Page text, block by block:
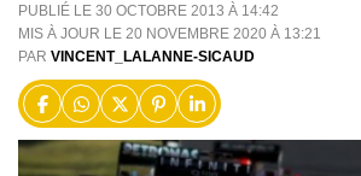
PUBLIÉ LE 30 OCTOBRE 2013 À 14:42
MIS À JOUR LE 20 NOVEMBRE 2020 À 13:21
PAR VINCENT_LALANNE-SICAUD